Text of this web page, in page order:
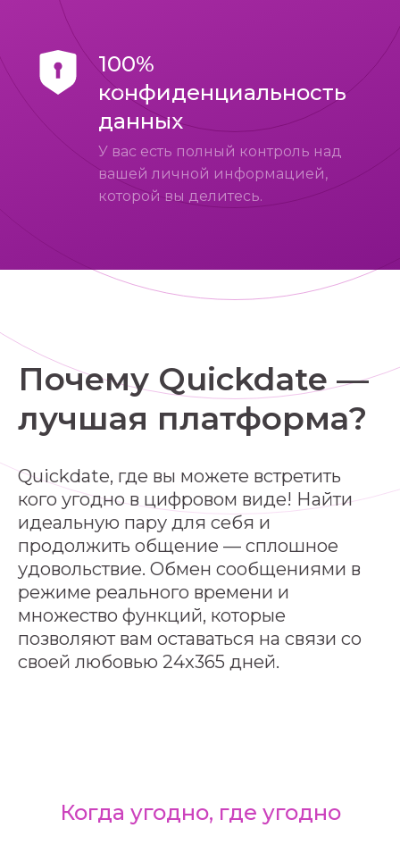
100%
конфиденциальность
данных
У вас есть полный контроль над
вашей личной информацией,
которой вы делитесь.
Почему Quickdate —
лучшая платформа?
Quickdate, где вы можете встретить
кого угодно в цифровом виде! Найти
идеальную пару для себя и
продолжить общение — сплошное
удовольствие. Обмен сообщениями в
режиме реального времени и
множество функций, которые
позволяют вам оставаться на связи со
своей любовью 24x365 дней.
Когда угодно, где угодно